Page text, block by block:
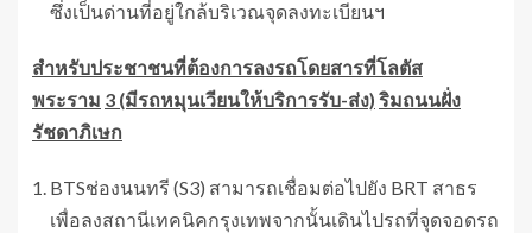
ซึ่งเป็นด่านที่อยู่ใกล้บริเวณจุดลงทะเบียนฯ
สำหรับประชาชนที่ต้องการลงรถโดยสารที่โลตัส
พระราม 3 (มีรถหมุนเวียนให้บริการรับ-ส่ง) ริมถนนฝั่ง
รัชดาภิเษก
BTSช่องนนทรี (S3) สามารถเชื่อมต่อไปยัง BRT สาธร
เพื่อลงสถานีเทคนิคกรุงเทพจากนั้นเดินไปรถที่จุดจอดรถ